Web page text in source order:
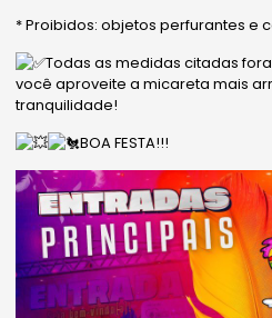
* Proibidos: objetos perfurantes e
Todas as medidas citadas
você aproveite a micareta mais
tranquilidade!
BOA FESTA!!!